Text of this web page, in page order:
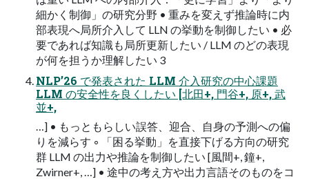
細かく制御」の研究分野 • 重みを変えず推論時に内
部表現へ局所介⼊して LLN の挙動を制御したい • 必
要であれば知識も局所更新したい / LLM のどの表現
が何を担うか理解したい 3
NLPʼ26 で発表された LLM 介⼊研究の中⼼課題
LLM の安全性を良くしたい [北⽥+, ⾨⾕+, 原+, 武
並+,
…] • もっともらしい誤答、迎合、⾃⾝の予測への偏
りを減らす ◦ 「困る挙動」を直接下げる⽅向の研究
群 LLM の出⼒や推論を制御したい [⾵間+, 鐘+,
Zwirner+, …] • 途中の考え⽅や出⼒⾔語そのものをコ